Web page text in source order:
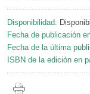
Disponibilidad:
Fecha de publicación
Fecha de la última
ISBN de la edición en